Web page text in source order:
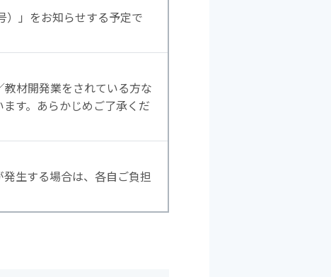
）」をお知らせする予定で
材開発業をされている方な
す。あらかじめご了承くだ
生する場合は、各自ご負担